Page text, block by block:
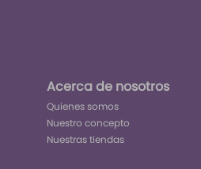
Acerca de nosotros
Quienes somos
Nuestro concepto
Nuestras tiendas